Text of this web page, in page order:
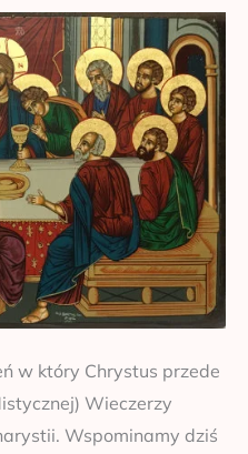
w który Chrystus przede
Wieczerzy
Wspominamy dziś